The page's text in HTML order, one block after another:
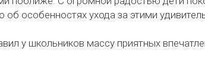
особенностях ухода за этими
у школьников массу приятных